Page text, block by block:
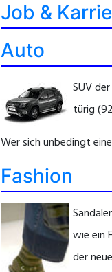
Job &
Auto
SUV
türig
Wer sich unbedingt
Fashion
wie ein
der